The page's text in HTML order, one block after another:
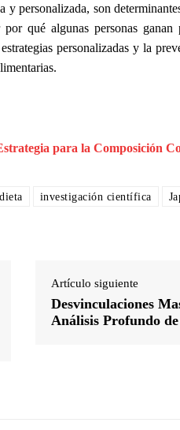
personalizada, son
qué algunas personas ganan
personalizadas y la
para la Composición
dieta investigación científica
Artículo siguiente
Desvinculaciones
Análisis Profundo